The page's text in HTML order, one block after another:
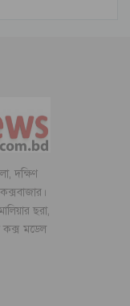
দক্ষিণ
ছরা,
কক্স মডেল